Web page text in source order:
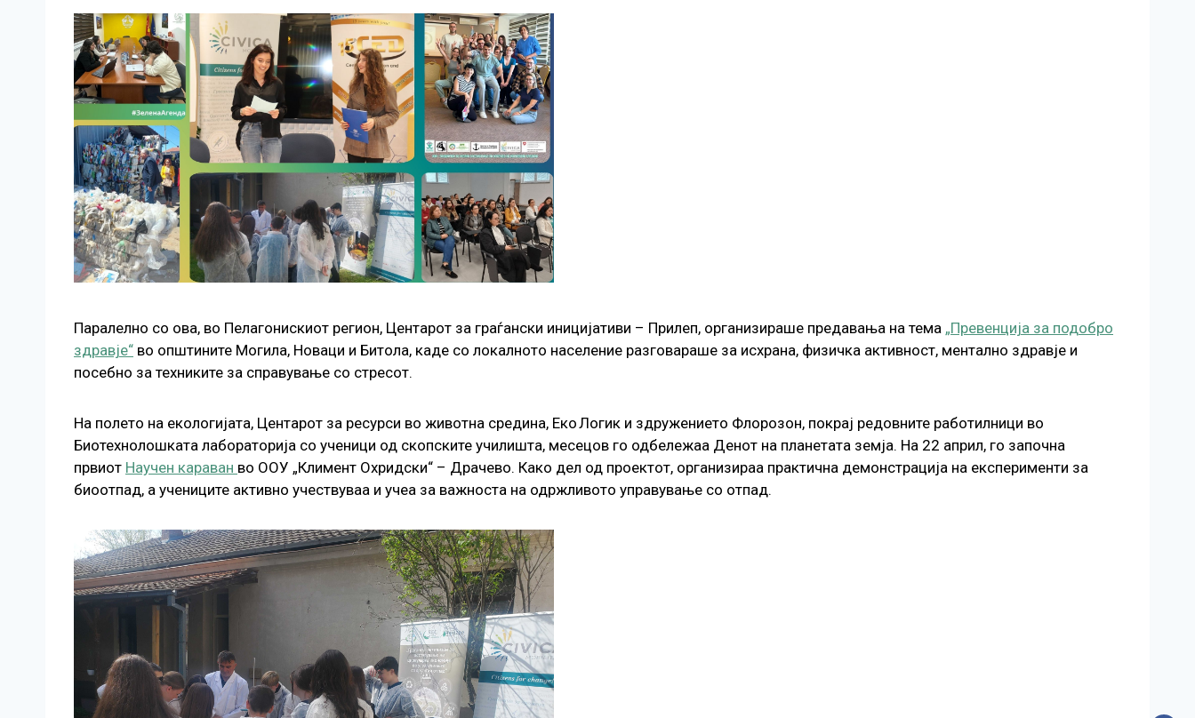
Паралелно со ова, во Пелагонискиот регион, Центарот за граѓански иницијативи – Прилеп, организираше предавања на тема „Превенција за подобро
здравје“ во општините Могила, Новаци и Битола, каде со локалното население разговараше за исхрана, физичка активност, ментално здравје и
посебно за техниките за справување со стресот.
На полето на екологијата, Центарот за ресурси во животна средина, Еко Логик и здружението Флорозон, покрај редовните работилници во
Биотехнолошката лабораторија со ученици од скопските училишта, месецов го одбележаа Денот на планетата земја. На 22 април, го започна
првиот Научен караван во ООУ „Климент Охридски“ – Драчево. Како дел од проектот, организираа практична демонстрација на експерименти за
биоотпад, а учениците активно учествуваа и учеа за важноста на одржливото управување со отпад.